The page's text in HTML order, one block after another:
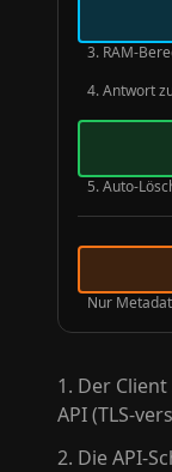
3. RAM-
4. Antwort
5. Auto-
Nur
Der
API (TLS-
Die API-